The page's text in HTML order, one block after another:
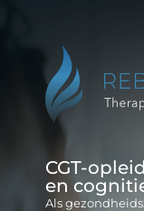
CGT-
en
Als